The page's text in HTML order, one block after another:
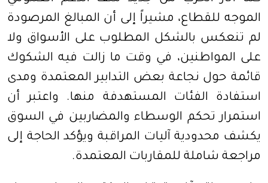
الموجه للقطاع، مشيراً إلى أن المبالغ المرصودة
لم تنعكس بالشكل المطلوب على الأسواق ولا
على المواطنين، في وقت ما زالت فيه الشكوك
قائمة حول نجاعة بعض التدابير المعتمدة ومدى
استفادة الفئات المستهدفة منها. واعتبر أن
استمرار تحكم الوسطاء والمضاربين في السوق
يكشف محدودية آليات المراقبة ويؤكد الحاجة إلى
مراجعة شاملة للمقاربات المعتمدة.